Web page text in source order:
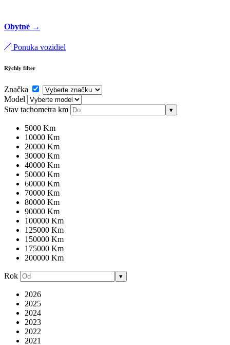
Obytné →
Ponuka vozidiel
Rýchly filter
Značka
Model
Stav tachometra km ▾
5000 Km
10000 Km
20000 Km
30000 Km
40000 Km
50000 Km
60000 Km
70000 Km
80000 Km
90000 Km
100000 Km
125000 Km
150000 Km
175000 Km
200000 Km
Rok ▾
2026
2025
2024
2023
2022
2021